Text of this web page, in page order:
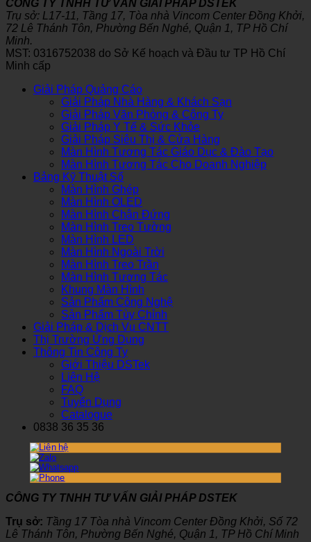
CÔNG TY TNHH TƯ VẤN GIẢI PHÁP DSTEK
Trụ sở: L17-11, Tầng 17, Tòa nhà Vincom Center Đồng Khởi,
72 Lê Thánh Tôn, Phường Bến Nghé, Quận 1, TP Hồ Chí
Minh.
MST: 0316752038 do Sở Kế hoạch và Đầu tư TP Hồ Chí
Minh cấp
Giải Pháp Quảng Cáo
Giải Pháp Nhà Hàng & Khách Sạn
Giải Pháp Văn Phòng & Công Ty
Giải Pháp Y Tế & Sức Khỏe
Giải Pháp Siêu Thị & Cửa Hàng
Màn Hình Tương Tác Giáo Dục & Đào Tạo
Màn Hình Tương Tác Cho Doanh Nghiệp
Bảng Kỹ Thuật Số
Màn Hình Ghép
Màn Hình OLED
Màn Hình Chân Đứng
Màn Hình Treo Tường
Màn Hình LED
Màn Hình Ngoài Trời
Màn Hình Treo Trần
Màn Hình Tương Tác
Khung Màn Hình
Sản Phẩm Công Nghệ
Sản Phẩm Tùy Chỉnh
Giải Pháp & Dịch Vụ CNTT
Thị Trường Ứng Dụng
Thông Tin Công Ty
Giới Thiệu DSTek
Liên Hệ
FAQ
Tuyển Dụng
Catalogue
0838 36 35 36
CÔNG TY TNHH TƯ VẤN GIẢI PHÁP DSTEK
Trụ sở: Tầng 17 Tòa nhà Vincom Center Đồng Khởi, Số 72
Lê Thánh Tôn, Phường Bến Nghé, Quận 1, TP Hồ Chí Minh